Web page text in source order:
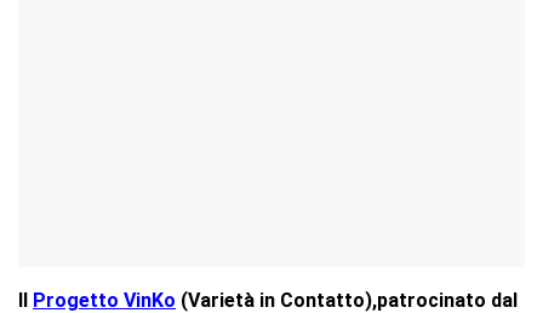
Il Progetto VinKo (Varietà in Contatto),patrocinato dal